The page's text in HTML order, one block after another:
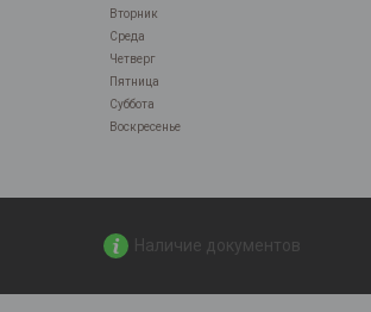
Вторник
Среда
Четверг
Пятница
Суббота
Воскресенье
Наличие документов